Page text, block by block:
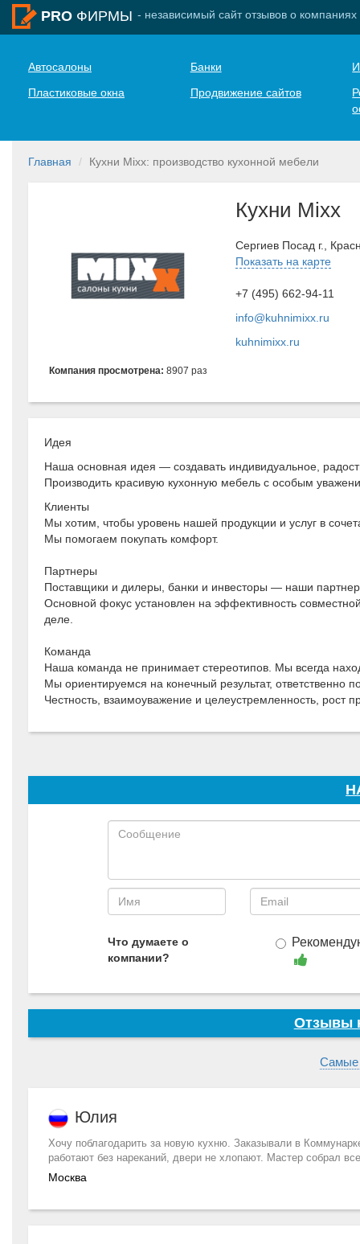
PRO ФИРМЫ - независимый сайт отзывов о компаниях
Автосалоны Банки
Пластиковые окна
Продвижение сайтов
Главная Кухни Mixx: производство кухонной мебели
Компания просмотрена: 8907 раз
Кухни Mixx
Сергиев Посад г.,
Показать на карте
+7 (495) 662-94-11
info@kuhnimixx.ru
kuhnimixx.ru
Идея
Наша основная идея — создавать индивидуальное,
Производить красивую кухонную мебель с особым
Клиенты
Мы хотим, чтобы уровень нашей продукции и услуг в
Мы помогаем покупать комфорт.
Партнеры
Поставщики и дилеры, банки и инвесторы — наши
Основной фокус установлен на эффективность
деле.
Команда
Наша команда не принимает стереотипов. Мы всегда
Мы ориентируемся на конечный результат, ответственно
Честность, взаимоуважение и целеустремленность,
Что думаете о
компании?
Отзывы
Самые
Юлия
Хочу поблагодарить за новую кухню. Заказывали в
работают без нареканий, двери не хлопают. Мастер собрал
Москва